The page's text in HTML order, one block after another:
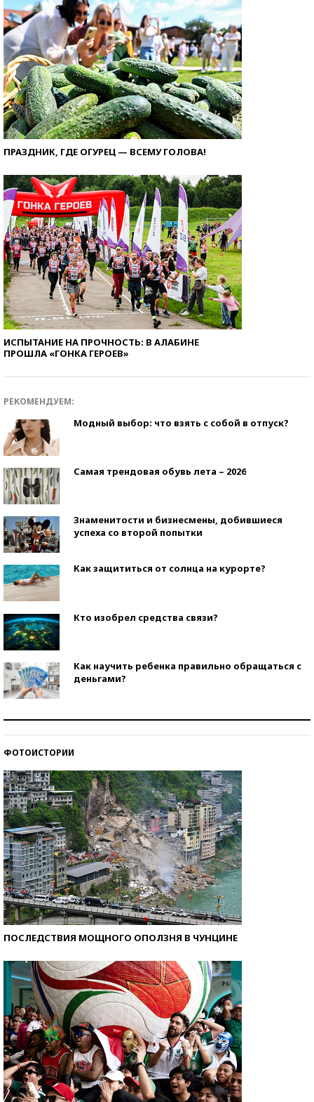
ПРАЗДНИК, ГДЕ ОГУРЕЦ — ВСЕМУ ГОЛОВА!
ИСПЫТАНИЕ НА ПРОЧНОСТЬ: В АЛАБИНЕ
ПРОШЛА «ГОНКА ГЕРОЕВ»
РЕКОМЕНДУЕМ:
Модный выбор: что взять с собой в отпуск?
Самая трендовая обувь лета – 2026
Знаменитости и бизнесмены, добившиеся
успеха со второй попытки
Как защититься от солнца на курорте?
Кто изобрел средства связи?
Как научить ребенка правильно обращаться с
деньгами?
ФОТОИСТОРИИ
ПОСЛЕДСТВИЯ МОЩНОГО ОПОЛЗНЯ В ЧУНЦИНЕ